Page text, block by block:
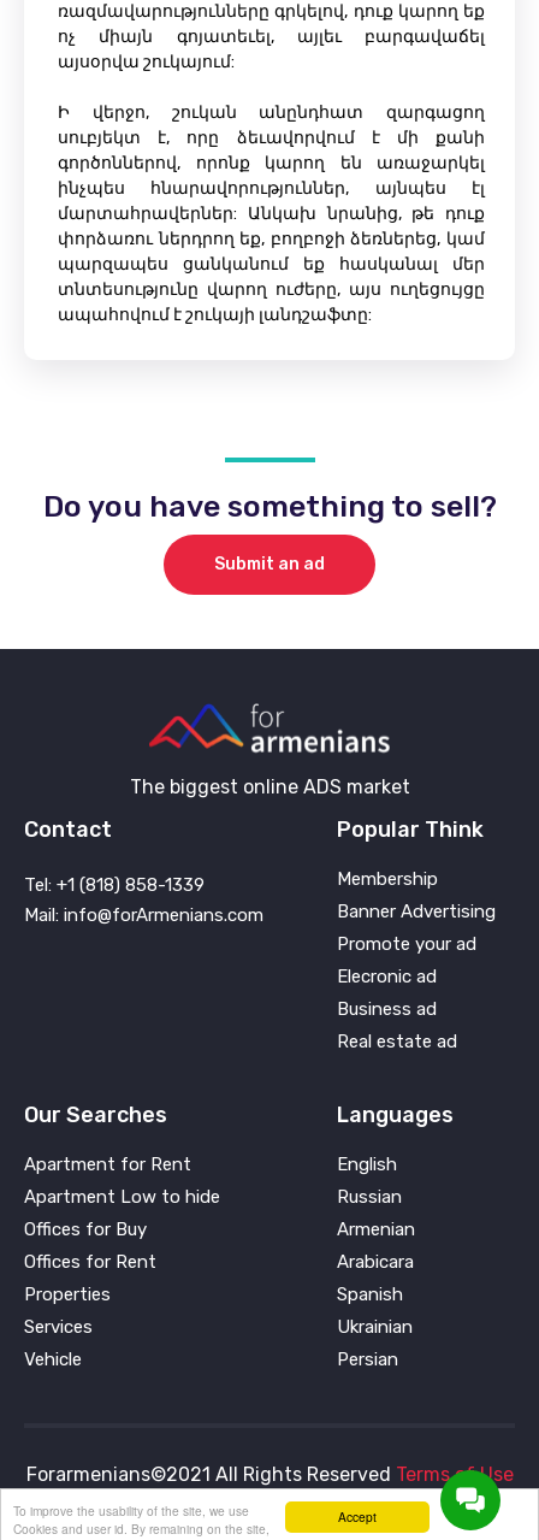
ռազմավարությունները գրկելով, դուք կարող եք
ոչ միայն գոյատեւել, այլեւ բարգավաճել
այսօրվա շուկայում:
Ի վերջո, շուկան անընդհատ զարգացող
սուբյեկտ է, որը ձեւավորվում է մի քանի
գործոններով, որոնք կարող են առաջարկել
ինչպես հնարավորություններ, այնպես էլ
մարտահրավերներ: Անկախ նրանից, թե դուք
փորձառու ներդրող եք, բողբոջի ձեռներեց, կամ
պարզապես ցանկանում եք հասկանալ մեր
տնտեսությունը վարող ուժերը, այս ուղեցույցը
ապահովում է շուկայի լանդշաֆտը:
Do you have something to sell?
Submit an ad
The biggest online ADS market
Contact
Tel: +1 (818) 858-1339
Mail: info@forArmenians.com
Popular Think
Membership
Banner Advertising
Promote your ad
Elecronic ad
Business ad
Real estate ad
Our Searches
Apartment for Rent
Apartment Low to hide
Offices for Buy
Offices for Rent
Properties
Services
Vehicle
Languages
English
Russian
Armenian
Arabicara
Spanish
Ukrainian
Persian
Forarmenians©2021 All Rights Reserved Terms of Use
and Privacy PolicyAccept
To improve the usability of the site, we use
Cookies and user id. By remaining on the site,